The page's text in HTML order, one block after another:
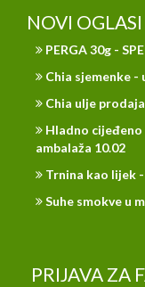
NOVI OGLASI
PERGA 30g -
Chia sjemenke -
Chia ulje
Hladno cijeđeno
ambalaža 10.02
Trnina kao lijek
Suhe smokve u
PRIJAVA ZA